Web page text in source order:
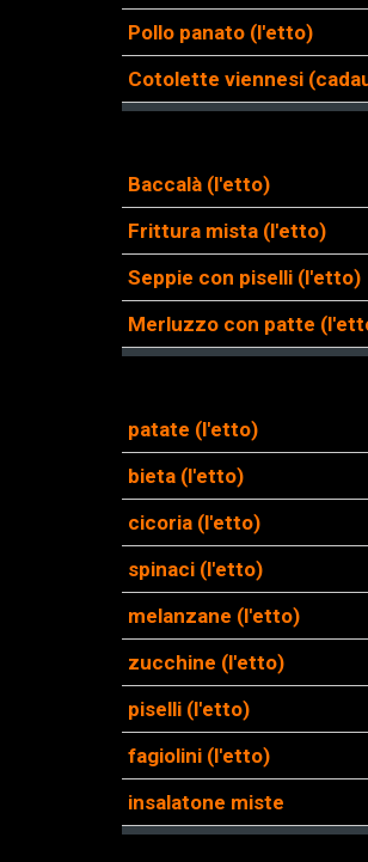
Pollo panato (l'etto)
Cotolette viennesi
Baccalà (l'etto)
Frittura mista (l'etto)
Seppie con piselli (l'etto)
Merluzzo con patte
patate (l'etto)
bieta (l'etto)
cicoria (l'etto)
spinaci (l'etto)
melanzane (l'etto)
zucchine (l'etto)
piselli (l'etto)
fagiolini (l'etto)
insalatone miste